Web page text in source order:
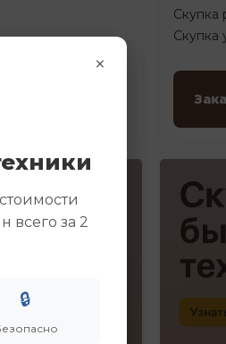
Скупка
Скупка
×
всего за 2
🔒